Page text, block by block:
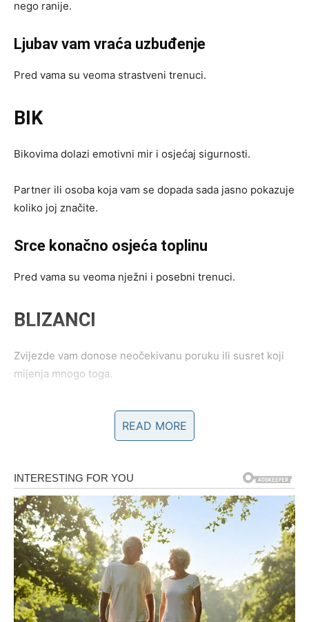
nego ranije.
Ljubav vam vraća uzbuđenje
Pred vama su veoma strastveni trenuci.
BIK
Bikovima dolazi emotivni mir i osjećaj sigurnosti.
Partner ili osoba koja vam se dopada sada jasno pokazuje
koliko joj značite.
Srce konačno osjeća toplinu
Pred vama su veoma nježni i posebni trenuci.
BLIZANCI
Zvijezde vam donose neočekivanu poruku ili susret koji
mijenja mnogo toga.
Moguće je poznanstvo koje odmah djeluje posebno i
Pred vama su veoma uzbudljivi emotivni trenuci.
RAK
Rakovi su među najvećim ljubavnim miljenicima narednih
dana.
READ MORE